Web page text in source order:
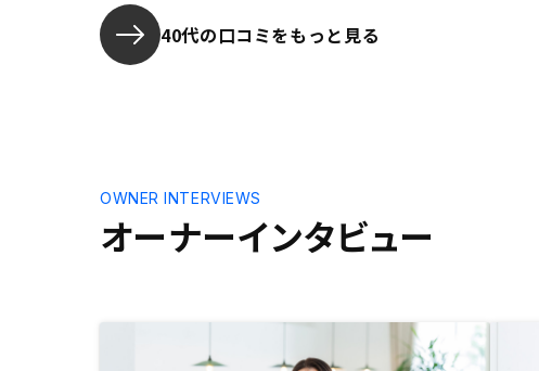
40代の口コミをもっと見る
オーナーインタビュー
OWNER INTERVIEWS